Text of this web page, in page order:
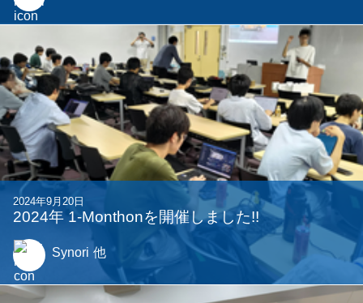
2024年9月20日
2024年 1-Monthonを開催しました!!
Synori 他